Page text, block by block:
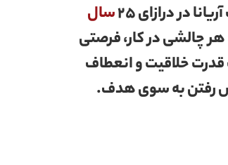
در درازای 25
سال
هر چالشی در کار، فرصتی
قدرت خلاقیت و انعطاف
رفتن به سوی هدف.